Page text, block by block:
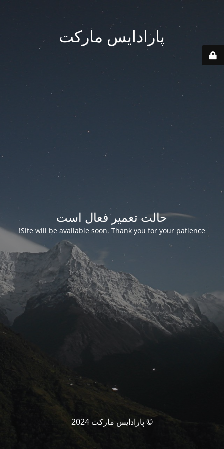
پارادایس مارکت
حالت تعمیر فعال است
Site will be available soon. Thank you for your patience!
© پارادایس مارکت 2024